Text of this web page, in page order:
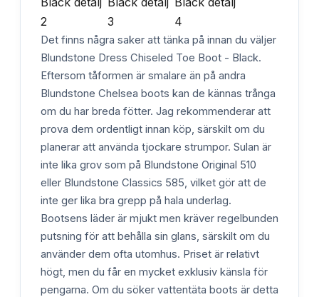
Det finns några saker att tänka på innan du väljer
Blundstone Dress Chiseled Toe Boot - Black.
Eftersom tåformen är smalare än på andra
Blundstone Chelsea boots kan de kännas trånga
om du har breda fötter. Jag rekommenderar att
prova dem ordentligt innan köp, särskilt om du
planerar att använda tjockare strumpor. Sulan är
inte lika grov som på Blundstone Original 510
eller Blundstone Classics 585, vilket gör att de
inte ger lika bra grepp på hala underlag.
Bootsens läder är mjukt men kräver regelbunden
putsning för att behålla sin glans, särskilt om du
använder dem ofta utomhus. Priset är relativt
högt, men du får en mycket exklusiv känsla för
pengarna. Om du söker vattentäta boots är detta